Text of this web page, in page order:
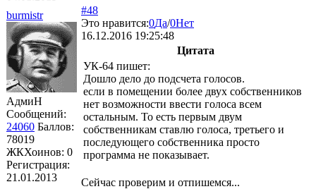
burmistr
АдмиН
Сообщений:
24060 Баллов:
78019
ЖКХоинов: 0
Регистрация:
21.01.2013
#48
Это нравится:0Да/0Нет
16.12.2016 19:25:48
Цитата
УК-64 пишет:
Дошло дело до подсчета голосов.
если в помещении более двух собственников
нет возможности ввести голоса всем
остальным. То есть первым двум
собственникам ставлю голоса, третьего и
последующего собственника просто
программа не показывает.
Сейчас проверим и отпишемся...